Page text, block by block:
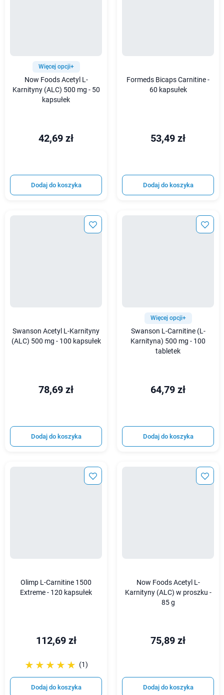
Więcej opcji+
Now Foods Acetyl L-
Karnityny (ALC) 500 mg - 50
kapsułek
42,69 zł
Dodaj do koszyka
Formeds Bicaps Carnitine -
60 kapsułek
53,49 zł
Dodaj do koszyka
Swanson Acetyl L-Karnityny
(ALC) 500 mg - 100 kapsułek
78,69 zł
Dodaj do koszyka
Więcej opcji+
Swanson L-Carnitine (L-
Karnityna) 500 mg - 100
tabletek
64,79 zł
Dodaj do koszyka
Olimp L-Carnitine 1500
Extreme - 120 kapsułek
112,69 zł
☆☆☆☆☆
★★★★★ (1)
Dodaj do koszyka
Now Foods Acetyl L-
Karnityny (ALC) w proszku -
85 g
75,89 zł
Dodaj do koszyka